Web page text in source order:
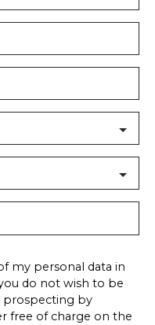
my personal data in
do not wish to be
prospecting by
free of charge on the